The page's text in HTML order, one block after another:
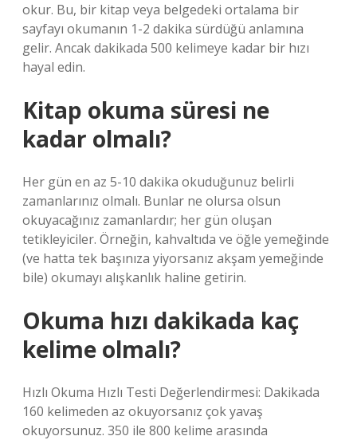
okur. Bu, bir kitap veya belgedeki ortalama bir
sayfayı okumanın 1-2 dakika sürdüğü anlamına
gelir. Ancak dakikada 500 kelimeye kadar bir hızı
hayal edin.
Kitap okuma süresi ne
kadar olmalı?
Her gün en az 5-10 dakika okuduğunuz belirli
zamanlarınız olmalı. Bunlar ne olursa olsun
okuyacağınız zamanlardır; her gün oluşan
tetikleyiciler. Örneğin, kahvaltıda ve öğle yemeğinde
(ve hatta tek başınıza yiyorsanız akşam yemeğinde
bile) okumayı alışkanlık haline getirin.
Okuma hızı dakikada kaç
kelime olmalı?
Hızlı Okuma Hızlı Testi Değerlendirmesi: Dakikada
160 kelimeden az okuyorsanız çok yavaş
okuyorsunuz. 350 ile 800 kelime arasında